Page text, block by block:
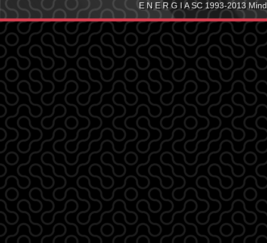
E N E R G I A SC 1993-2013